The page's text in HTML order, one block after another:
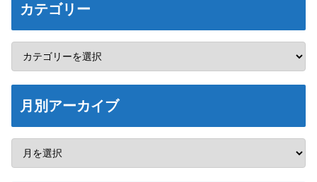
カテゴリー
月別アーカイブ